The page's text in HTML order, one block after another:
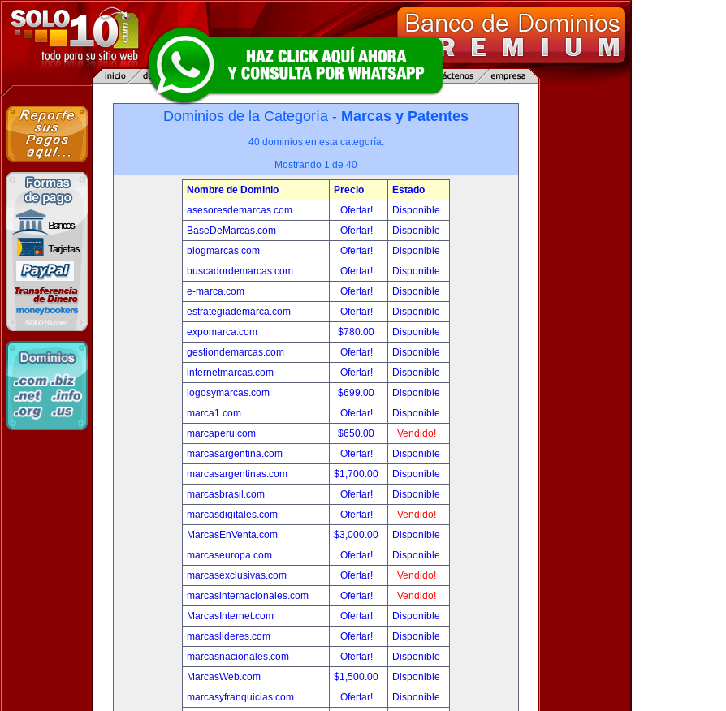
Dominios de la Categoría - Marcas y Patentes
40 dominios en esta categoría.
Mostrando 1 de 40
Nombre de Dominio Precio
Estado
asesoresdemarcas.com
Ofertar!
Disponible
BaseDeMarcas.com
Ofertar!
Disponible
blogmarcas.com
Ofertar!
Disponible
buscadordemarcas.com
Ofertar!
Disponible
e-marca.com
Ofertar!
Disponible
estrategiademarca.com
Ofertar!
Disponible
expomarca.com
$780.00
Disponible
gestiondemarcas.com
Ofertar!
Disponible
internetmarcas.com
Ofertar!
Disponible
logosymarcas.com
$699.00
Disponible
marca1.com
Ofertar!
Disponible
marcaperu.com
$650.00
Vendido!
marcasargentina.com
Ofertar!
Disponible
marcasargentinas.com
$1,700.00
Disponible
marcasbrasil.com
Ofertar!
Disponible
marcasdigitales.com
Ofertar!
Vendido!
MarcasEnVenta.com
$3,000.00
Disponible
marcaseuropa.com
Ofertar!
Disponible
marcasexclusivas.com
Ofertar!
Vendido!
marcasinternacionales.com
Ofertar!
Vendido!
MarcasInternet.com
Ofertar!
Disponible
marcaslideres.com
Ofertar!
Disponible
marcasnacionales.com
Ofertar!
Disponible
MarcasWeb.com
$1,500.00
Disponible
marcasyfranquicias.com
Ofertar!
Disponible